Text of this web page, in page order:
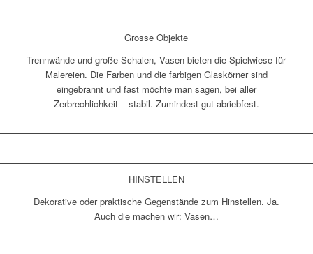
Grosse Objekte
Trennwände und große Schalen, Vasen bieten die Spielwiese für
Malereien. Die Farben und die farbigen Glaskörner sind
eingebrannt und fast möchte man sagen, bei aller
Zerbrechlichkeit – stabil. Zumindest gut abriebfest.
HINSTELLEN
Dekorative oder praktische Gegenstände zum Hinstellen. Ja.
Auch die machen wir: Vasen…